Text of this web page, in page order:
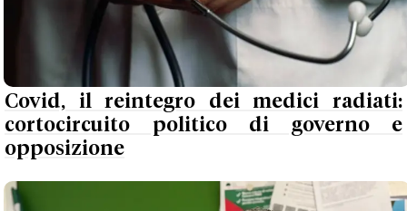
Covid, il reintegro dei medici radiati:
cortocircuito politico di governo e
opposizione